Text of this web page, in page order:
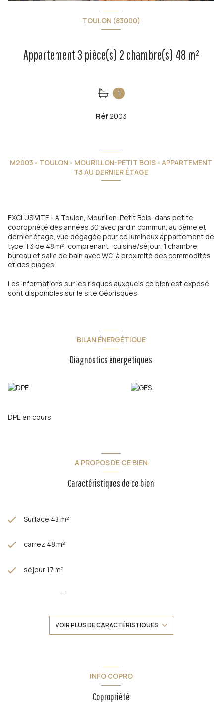
TOULON (83000)
Appartement 3 pièce(s) 2 chambre(s) 48 m²
1
Réf2003
M2003 - TOULON - MOURILLON-PETIT BOIS - APPARTEMENT
T3 AU DERNIER ÉTAGE
EXCLUSIVITE - A Toulon, Mourillon-Petit Bois, dans petite
copropriété des années 30 avec jardin commun, au 3ème et
dernier étage, vue dégagée pour ce lumineux appartement de
type T3 de 48 m², comprenant : cuisine/séjour, 1 chambre,
bureau et salle de bain avec WC, à proximité des commodités
et des plages.
Les informations sur les risques auxquels ce bien est exposé
sont disponibles sur le site Géorisques
BILAN ÉNERGÉTIQUE
Diagnostics énergetiques
DPE en cours
A PROPOS DE CE BIEN
Caractéristiques de ce bien
Surface 48 m²
carrez 48 m²
séjour 17 m²
2 chambre(s)
Chauffage collectif : radiateur (fioul)
VOIR PLUS DE CARACTÉRISTIQUES
INFO COPRO
Copropriété